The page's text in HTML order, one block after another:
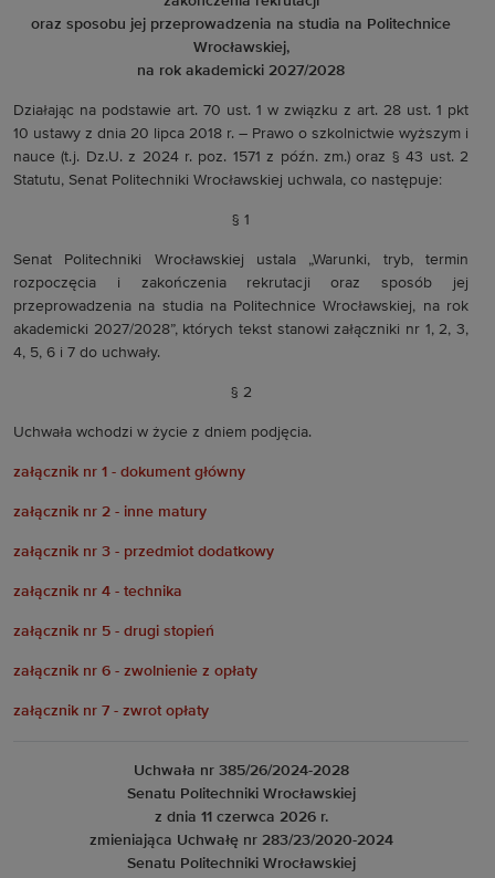
oraz sposobu jej przeprowadzenia na studia na Politechnice
Wrocławskiej,
na rok akademicki 2027/2028
Działając na podstawie art. 70 ust. 1 w związku z art. 28 ust. 1 pkt
10 ustawy z dnia 20 lipca 2018 r. – Prawo o szkolnictwie wyższym i
nauce (t.j. Dz.U. z 2024 r. poz. 1571 z późn. zm.) oraz § 43 ust. 2
Statutu, Senat Politechniki Wrocławskiej uchwala, co następuje:
§ 1
Senat Politechniki Wrocławskiej ustala „Warunki, tryb, termin
rozpoczęcia i zakończenia rekrutacji oraz sposób jej
przeprowadzenia na studia na Politechnice Wrocławskiej, na rok
akademicki 2027/2028”, których tekst stanowi załączniki nr 1, 2, 3,
4, 5, 6 i 7 do uchwały.
§ 2
Uchwała wchodzi w życie z dniem podjęcia.
załącznik nr 1 - dokument główny
załącznik nr 2 - inne matury
załącznik nr 3 - przedmiot dodatkowy
załącznik nr 4 - technika
załącznik nr 5 - drugi stopień
załącznik nr 6 - zwolnienie z opłaty
załącznik nr 7 - zwrot opłaty
Uchwała nr 385/26/2024-2028
Senatu Politechniki Wrocławskiej
z dnia 11 czerwca 2026 r.
zmieniająca Uchwałę nr 283/23/2020-2024
Senatu Politechniki Wrocławskiej